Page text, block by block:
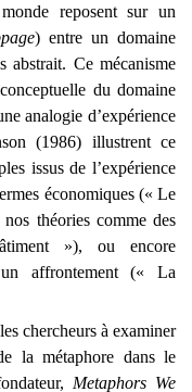
reposent sur un
) entre un domaine
abstrait. Ce mécanisme
du domaine
analogie d’expérience
(1986) illustrent ce
issus de l’expérience
économiques (« Le
théories comme des
»), ou encore
un affrontement (« La
chercheurs à examiner
la métaphore dans le
Metaphors We